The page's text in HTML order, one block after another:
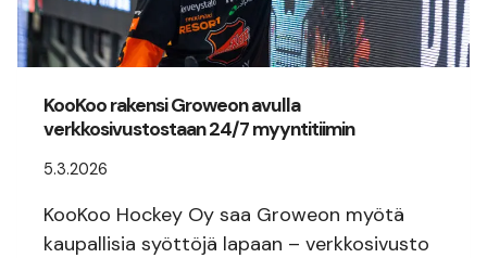
KooKoo rakensi Groweon avulla
verkkosivustostaan 24/7 myyntitiimin
5.3.2026
KooKoo Hockey Oy saa Groweon myötä
kaupallisia syöttöjä lapaan – verkkosivusto